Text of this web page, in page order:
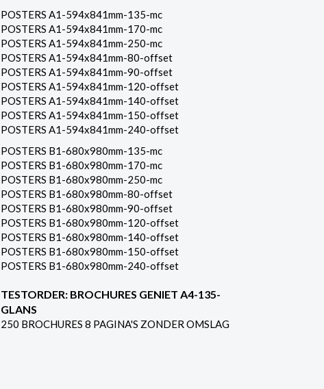
POSTERS A1-594x841mm-135-mc
POSTERS A1-594x841mm-170-mc
POSTERS A1-594x841mm-250-mc
POSTERS A1-594x841mm-80-offset
POSTERS A1-594x841mm-90-offset
POSTERS A1-594x841mm-120-offset
POSTERS A1-594x841mm-140-offset
POSTERS A1-594x841mm-150-offset
POSTERS A1-594x841mm-240-offset
POSTERS B1-680x980mm-135-mc
POSTERS B1-680x980mm-170-mc
POSTERS B1-680x980mm-250-mc
POSTERS B1-680x980mm-80-offset
POSTERS B1-680x980mm-90-offset
POSTERS B1-680x980mm-120-offset
POSTERS B1-680x980mm-140-offset
POSTERS B1-680x980mm-150-offset
POSTERS B1-680x980mm-240-offset
TESTORDER: BROCHURES GENIET A4-135-
GLANS
250 BROCHURES 8 PAGINA'S ZONDER OMSLAG